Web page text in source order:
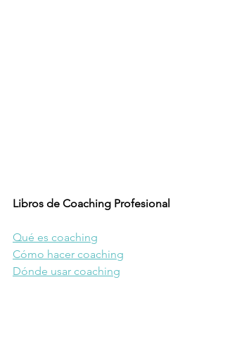
Libros de Coaching Profesional
Qué es coaching
Cómo hacer coaching
Dónde usar coaching